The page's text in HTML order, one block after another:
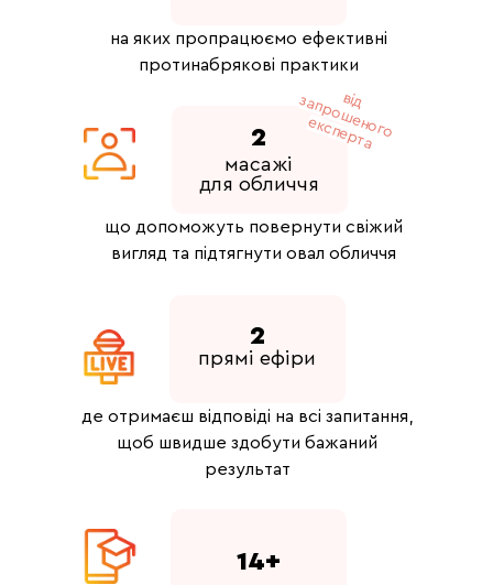
на яких пропрацюємо ефективні
протинабрякові практики
що допоможуть повернути свіжий
вигляд та підтягнути овал обличчя
де отримаєш відповіді на всі запитання,
щоб швидше здобути бажаний
результат
14+
2
масажі
для обличчя
2
прямі ефіри
в
ід з
а
п
р
о
ш
е
н
о
г
о
е
к
с
п
е
р
т
а